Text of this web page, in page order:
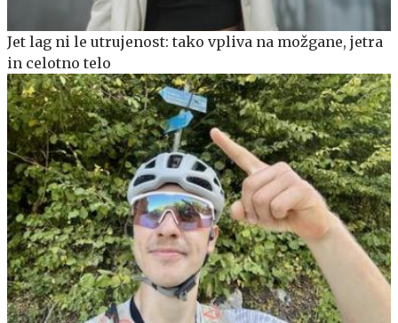
Jet lag ni le utrujenost: tako vpliva na možgane, jetra
in celotno telo